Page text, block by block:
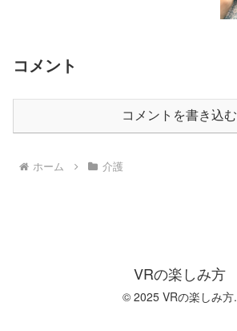
コメント
コメントを書き込む
ホーム 介護
VRの楽しみ方
© 2025 VRの楽しみ方.